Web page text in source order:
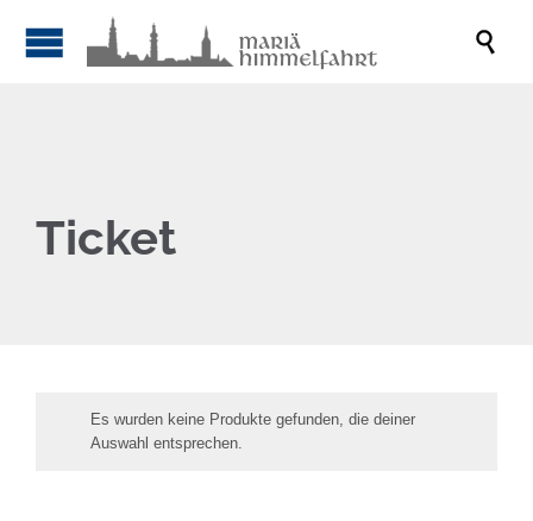

Ticket
Es wurden keine Produkte gefunden, die deiner
Auswahl entsprechen.